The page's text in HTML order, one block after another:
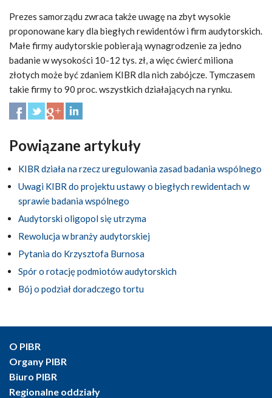
Prezes samorządu zwraca także uwagę na zbyt wysokie
proponowane kary dla biegłych rewidentów i firm audytorskich.
Małe firmy audytorskie pobierają wynagrodzenie za jedno
badanie w wysokości 10-12 tys. zł, a więc ćwierć miliona
złotych może być zdaniem KIBR dla nich zabójcze. Tymczasem
takie firmy to 90 proc. wszystkich działających na rynku.
Powiązane artykuły
KIBR działa na rzecz uregulowania zasad badania wspólnego
Uwagi KIBR do projektu ustawy o biegłych rewidentach w
sprawie badania wspólnego
Audytorski oligopol się utrzyma
Rewolucja w branży audytorskiej
Pytania do Krzysztofa Burnosa
Spór o rotację podmiotów audytorskich
Bój o podział doradczego tortu
O PIBR
Organy PIBR
Biuro PIBR
Regionalne oddziały